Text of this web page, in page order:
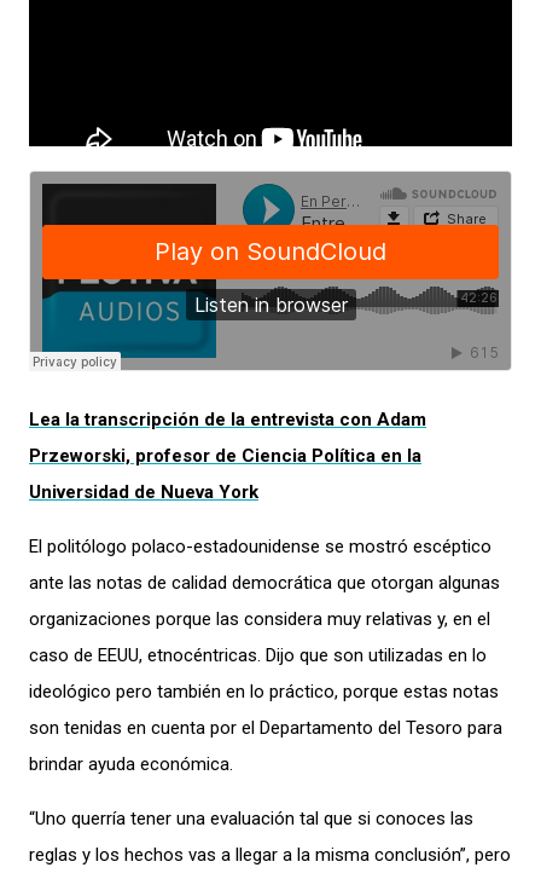
Lea la transcripción de la entrevista con Adam
Przeworski, profesor de Ciencia Política en la
Universidad de Nueva York
El politólogo polaco-estadounidense se mostró escéptico
ante las notas de calidad democrática que otorgan algunas
organizaciones porque las considera muy relativas y, en el
caso de EEUU, etnocéntricas. Dijo que son utilizadas en lo
ideológico pero también en lo práctico, porque estas notas
son tenidas en cuenta por el Departamento del Tesoro para
brindar ayuda económica.
“Uno querría tener una evaluación tal que si conoces las
reglas y los hechos vas a llegar a la misma conclusión”, pero